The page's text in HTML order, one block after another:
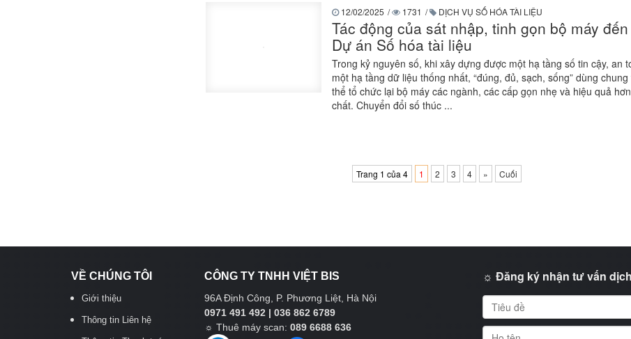
12/02/2025 / 1731 / DỊCH VỤ SỐ HÓA TÀI LIỆU
Tác động của sát nhập, tinh gọn bộ máy
Dự án Số hóa tài liệu
Trong kỷ nguyên số, khi xây dựng được một hạ tầng số tin cậy, an
một hạ tầng dữ liệu thống nhất, “đúng, đủ, sạch, sống” dùng
thể tổ chức lại bộ máy các ngành, các cấp gọn nhẹ và hiệu quả
chất. Chuyển đổi số thúc ...
Trang 1 của 4 1 2 3 4 » Cuối
VỀ CHÚNG TÔI
Giới thiệu
Thông tin Liên hệ
CÔNG TY TNHH VIỆT BIS
96A Định Công, P. Phương Liệt, Hà Nội
0971 491 492 | 036 862 6789
☼Thuê máy scan:089 6688 636
☼ Đăng ký nhận tư vấn